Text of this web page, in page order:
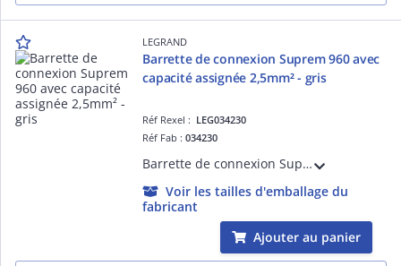
LEGRAND
Barrette de connexion Suprem 960 avec
capacité assignée 2,5mm² - gris
Réf Rexel : LEG034230
Réf Fab :034230
Barrette de connexion Suprem 960 avec capacité assignée 2,5mm² - trou diamètre 2,5mm - intensité maximum 24A - 12 éléments à vis imperdables livrée vis dévissées - tenue au fil incandescent 960°C suivant EN 60695-2-11 - gris
Voir les tailles d'emballage du
fabricant
Ajouter au panier